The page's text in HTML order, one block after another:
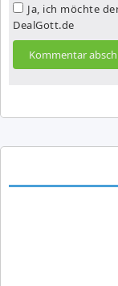
Ja, ich möchte
DealGott.de